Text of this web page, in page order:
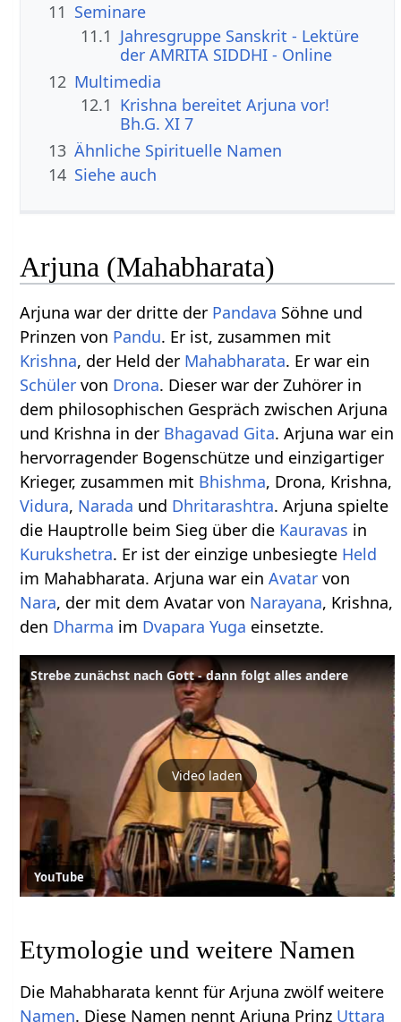
11 Seminare
11.1 Jahresgruppe Sanskrit - Lektüre
der AMRITA SIDDHI - Online
12 Multimedia
12.1 Krishna bereitet Arjuna vor!
Bh.G. XI 7
13 Ähnliche Spirituelle Namen
14 Siehe auch
Arjuna (Mahabharata)
Arjuna war der dritte der Pandava Söhne und
Prinzen von Pandu. Er ist, zusammen mit
Krishna, der Held der Mahabharata. Er war ein
Schüler von Drona. Dieser war der Zuhörer in
dem philosophischen Gespräch zwischen Arjuna
und Krishna in der Bhagavad Gita. Arjuna war ein
hervorragender Bogenschütze und einzigartiger
Krieger, zusammen mit Bhishma, Drona, Krishna,
Vidura, Narada und Dhritarashtra. Arjuna spielte
die Hauptrolle beim Sieg über die Kauravas in
Kurukshetra. Er ist der einzige unbesiegte Held
im Mahabharata. Arjuna war einAvatar von
Nara, der mit dem Avatar von Narayana, Krishna,
den Dharma im Dvapara Yuga einsetzte.
Strebe zunächst nach Gott - dann folgt alles andere
Video laden
YouTube
Etymologie und weitere Namen
Die Mahabharata kennt für Arjuna zwölf weitere
Namen. Diese Namen nennt Arjuna Prinz Uttara